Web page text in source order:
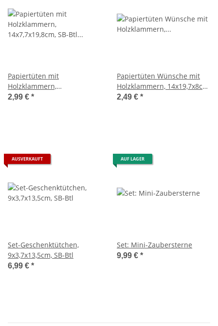
Papiertüten mit
Holzklammern,
14x7,7x19,8cm, SB-Btl
2,99 € *
Papiertüten Wünsche mit
Holzklammern, 14x19,7x8cm,
SB-Btl 2Stück, weiß
2,49 € *
AUSVERKAUFT
Set-Geschenktütchen,
9x3,7x13,5cm, SB-Btl
6,99 € *
AUF LAGER
Set: Mini-Zaubersterne
9,99 € *